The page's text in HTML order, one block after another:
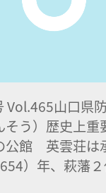
Vol.465山口県
そう）歴史上重
公館 英雲荘は
）年、萩藩